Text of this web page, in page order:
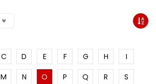
C D E F G H
I
M N O P Q R
S